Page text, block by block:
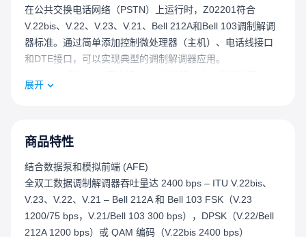
在公共交换电话网络（PSTN）上运行时，Z02201符合
V.22bis、V.22、V.23、V.21、Bell 212A和Bell 103调制解调
器标准。通过简单添加控制微处理器（主机）、电话线接口
和DTE接口，可以实现典型的调制解调器应用。
含错误控制的产品中对外部串行输入/输出（SIO）设备的需
上。内置了自动和可选折衷均衡器以优化各种线路类型上的
应均衡器来补偿多种不利的线路条件。
Z02201提供了全面的选择性和可编程音调生成与检测功能。
所有数字I/O信号均与TTL兼容。并行接口与标准8位微处理器
兼容，允许直接访问八个I/O寄存器，并间接访问调制解调器
展开
商品特性
结合数据泵和模拟前端 (AFE)
全双工数据调制解调器吞吐量达 2400 bps – ITU V.22bis、
V.23、V.22、V.21 – Bell 212A 和 Bell 103 FSK（V.23
1200/75 bps，V.21/Bell 103 300 bps），DPSK（V.22/Bell
212A 1200 bps）或 QAM 编码（V.22bis 2400 bps）